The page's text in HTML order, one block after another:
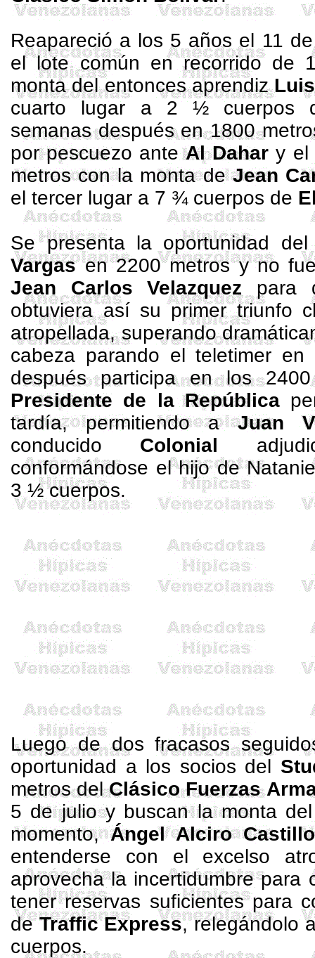
Reapareció a los 5 años el 11
el lote común en recorrido de
monta del entonces aprendiz
cuarto lugar a 2 ½
semanas después en1800
por pescuezo anteAlDahar y el
metroscon la monta deJean
el tercer lugar a 7 ¾ cuerpos de
Se presenta la oportunidad
Vargasen2200 metrosy no fue
Jean Carlos Velazquez para
obtuviera así su primer triunfo
atropellada, superando
cabeza parando elteletimer en
después participa en los
Presidente de la República
tardía, permitiendo aJuan
conducido Colonial
conformándose el hijo de
3 ½ cuerpos.
Luego de dos fracasos
oportunidad a los socios del
metrosdelClásico Fuerzas
5 de julio y buscan la monta
momento,ÁngelAlciroCastillo
entenderse con el excelso
aprovecha la incertidumbre para
tener reservas suficientes para
deTrafficExpress, relegándolo
cuerpos.